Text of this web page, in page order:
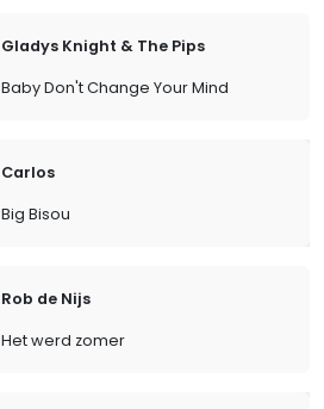
Gladys Knight & The Pips
Baby Don't Change Your Mind
Carlos
Big Bisou
Rob de Nijs
Het werd zomer